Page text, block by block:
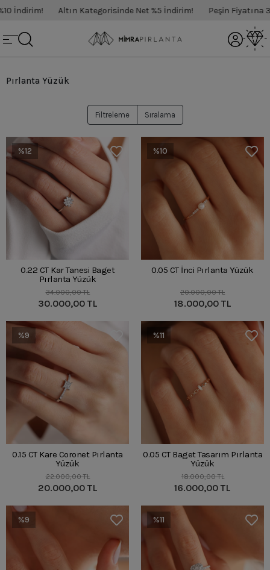
Altın Kategorisinde Net %5 İndirim! Peşin Fiyatına 3
Pırlanta Yüzük
Filtreleme Sıralama
%12
0.22 CT Kar Tanesi Baget
Pırlanta Yüzük
34.000,00 TL
30.000,00 TL
%10
0.05 CT İnci Pırlanta Yüzük
20.000,00 TL
18.000,00 TL
%9
0.15 CT Kare Coronet Pırlanta
Yüzük
22.000,00 TL
20.000,00 TL
%11
0.05 CT Baget Tasarım Pırlanta
Yüzük
18.000,00 TL
16.000,00 TL
%9 %11